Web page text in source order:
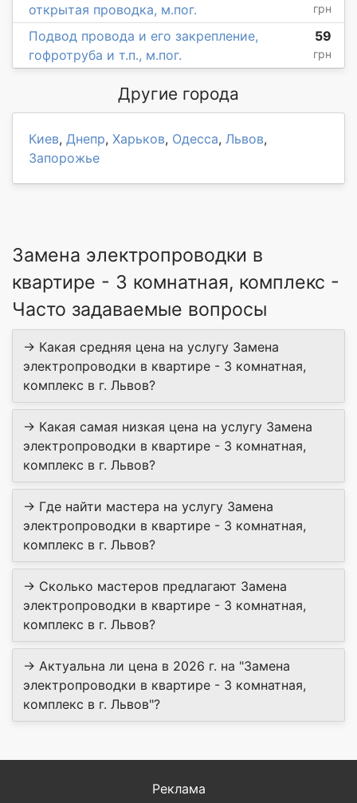
открытая проводка, м.пог.
грн
Подвод провода и его закрепление,
гофротруба и т.п., м.пог.
59
грн
Другие города
Киев, Днепр, Харьков, Одесса, Львов,
Запорожье
Замена электропроводки в
квартире - 3 комнатная, комплекс -
Часто задаваемые вопросы
→ Какая средняя цена на услугу Замена
электропроводки в квартире - 3 комнатная,
комплекс в г. Львов?
→ Какая самая низкая цена на услугу Замена
электропроводки в квартире - 3 комнатная,
комплекс в г. Львов?
→ Где найти мастера на услугу Замена
электропроводки в квартире - 3 комнатная,
комплекс в г. Львов?
→ Сколько мастеров предлагают Замена
электропроводки в квартире - 3 комнатная,
комплекс в г. Львов?
→ Актуальна ли цена в 2026 г. на "Замена
электропроводки в квартире - 3 комнатная,
комплекс в г. Львов"?
Реклама